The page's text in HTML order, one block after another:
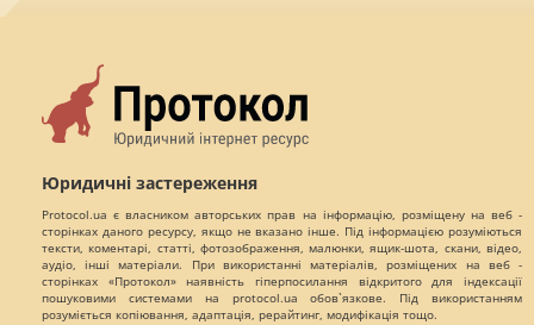
Юридичні застереження
Protocol.ua є власником авторських прав на інформацію, розміщену на веб -
сторінках даного ресурсу, якщо не вказано інше. Під інформацією розуміються
тексти, коментарі, статті, фотозображення, малюнки, ящик-шота, скани, відео,
аудіо, інші матеріали. При використанні матеріалів, розміщених на веб -
сторінках «Протокол» наявність гіперпосилання відкритого для індексації
пошуковими системами на protocol.ua обов`язкове. Під використанням
розуміється копіювання, адаптація, рерайтинг, модифікація тощо.